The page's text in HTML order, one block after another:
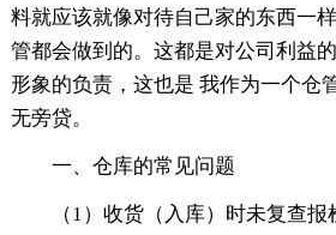
料就应该就像对待自己家的东西一
管都会做到的。这都是对公司利益
形象的负责，这也是 我作为一个仓
无旁贷。
一、仓库的常见问题
（1）收货（入库）时未复查